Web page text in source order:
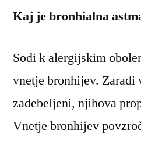
Kaj je bronhialna
Sodi k alergijskim
vnetje bronhijev. Zaradi
zadebeljeni, njihova
Vnetje bronhijev